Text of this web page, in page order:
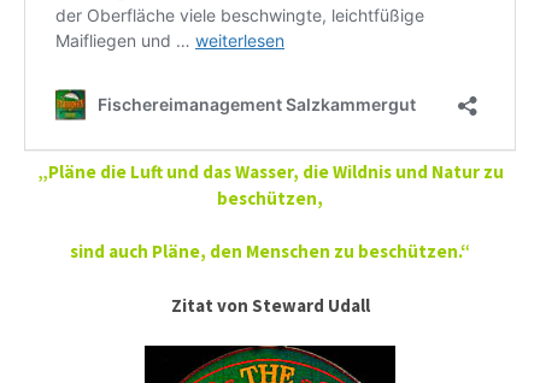
„Pläne die Luft und das Wasser, die Wildnis und Natur zu
beschützen,
sind auch Pläne, den Menschen zu beschützen.“
Zitat von Steward Udall